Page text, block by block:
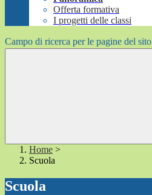
Offerta formativa
I progetti delle classi
Campo di ricerca per le pagine del sito
Home >
Scuola
Scuola